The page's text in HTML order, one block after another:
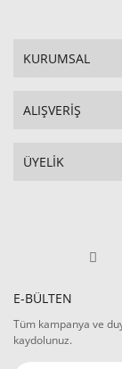
KURUMSAL
ALIŞVERİŞ
ÜYELİK
E-BÜLTEN
Tüm kampanya ve
kaydolunuz.